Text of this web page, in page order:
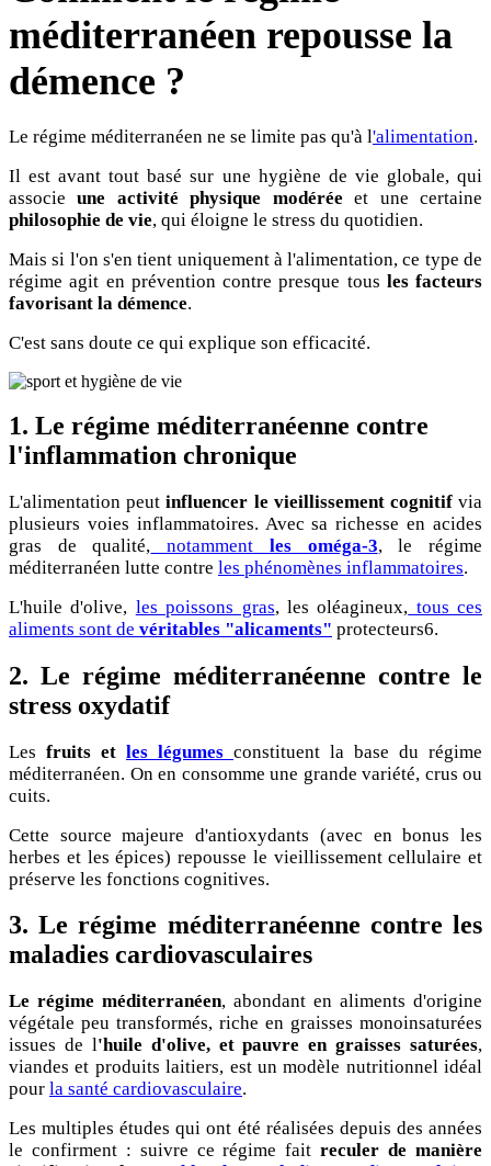
méditerranéen repousse la
démence ?
Le régime méditerranéen ne se limite pas qu'à l'alimentation.
Il est avant tout basé sur une hygiène de vie globale, qui
associe une activité physique modéréeet une certaine
philosophie de vie, qui éloigne le stress du quotidien.
Mais si l'on s'en tient uniquement à l'alimentation, ce type de
régime agit en prévention contre presque tous les facteurs
favorisant la démence.
C'est sans doute ce qui explique son efficacité.
1. Le régime méditerranéenne contre
l'inflammation chronique
L'alimentation peutinfluencer le vieillissement cognitifvia
plusieurs voies inflammatoires. Avec sa richesse en acides
gras de qualité, notamment les oméga-3, le régime
méditerranéen lutte contre les phénomènes inflammatoires.
L'huile d'olive, les poissons gras, les oléagineux, tous ces
aliments sont de véritables "alicaments" protecteurs6.
2. Le régime méditerranéenne contre le
stress oxydatif
Les fruits et les légumes constituent la base du régime
méditerranéen. On en consomme une grande variété, crus ou
cuits.
Cette source majeure d'antioxydants (avec en bonus les
herbes et les épices) repousse le vieillissement cellulaire et
préserve les fonctions cognitives.
3. Le régime méditerranéenne contre les
maladies cardiovasculaires
Le régime méditerranéen, abondant en aliments d'origine
végétale peu transformés, riche en graisses monoinsaturées
issues de l'huile d'olive, et pauvre en graisses saturées,
viandes et produits laitiers, est un modèle nutritionnel idéal
pour la santé cardiovasculaire.
Les multiples études qui ont été réalisées depuis des années
le confirment : suivre ce régime faitreculer de manière